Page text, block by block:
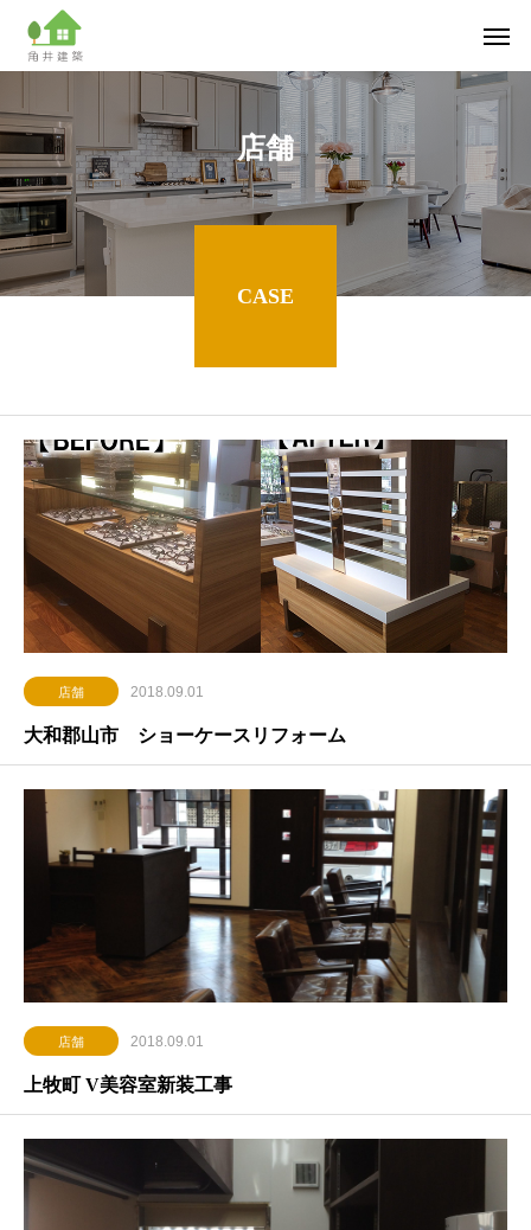
店舗
CASE
店舗 2018.09.01
大和郡山市 ショーケースリフォーム
店舗 2018.09.01
上牧町 V美容室新装工事